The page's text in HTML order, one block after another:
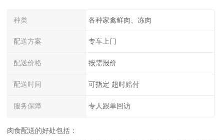
种类 各种家禽鲜肉、冻肉
配送方案 专车上门
配送价格 按需报价
配送时间 可指定 超时赔付
服务保障 专人跟单回访
肉食配送的好处包括：